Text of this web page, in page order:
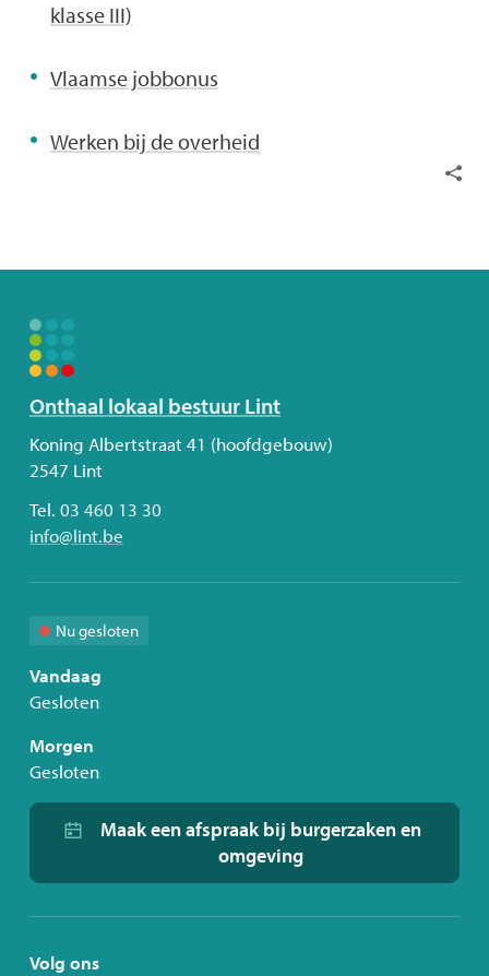
klasse III)
Vlaamse jobbonus
Werken bij de overheid
Volg
ons
Onthaal lokaal bestuur Lint
Adres
Koning Albertstraat 41 (hoofdgebouw)
2547 Lint
Tel. 03 460 13 30
E-
info@lint.be
Nu gesloten
Vandaag
Gesloten
Morgen
Gesloten
Maak een afspraak bij burgerzaken en
omgeving
Volg ons